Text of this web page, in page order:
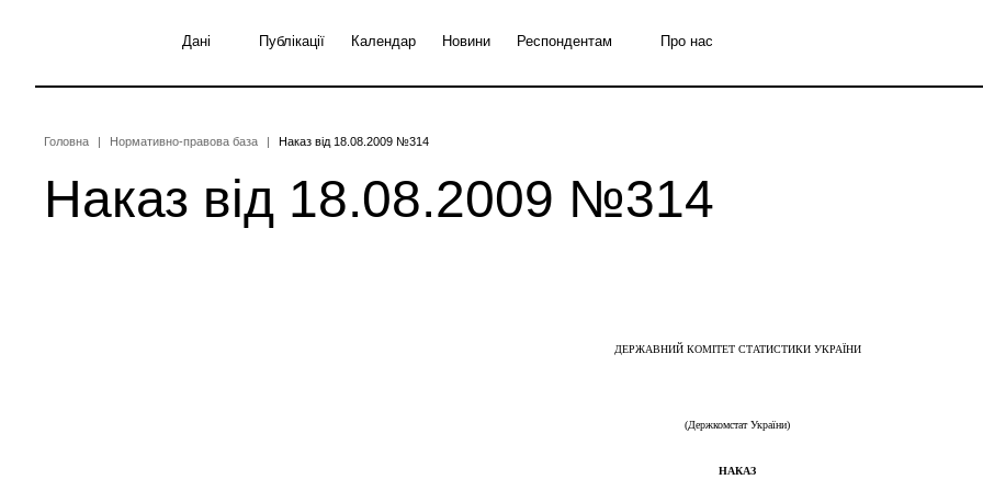
Дані Публікації Календар Новини Респондентам Про нас
Рядок
навіґації
Головна Нормативно-правова база Наказ від 18.08.2009 №314
Наказ від 18.08.2009 №314
ДЕРЖАВНИЙ КОМІТЕТ СТАТИСТИКИ УКРАЇНИ
(Держкомстат України)
НАКАЗ